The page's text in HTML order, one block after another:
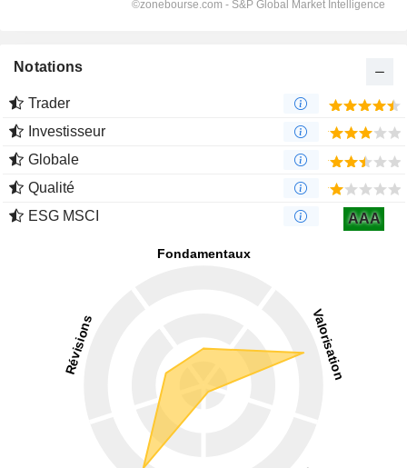
Notations
Trader
Investisseur
Globale
Qualité
ESG MSCI
AAA